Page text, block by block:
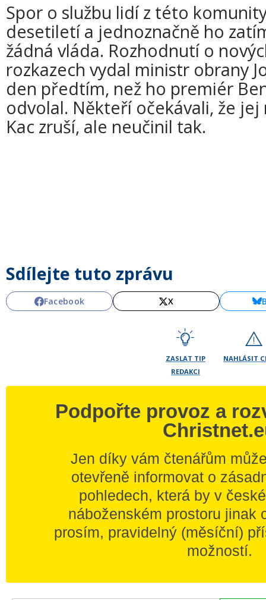
Spor o službu lidí z této
desetiletí a jednoznačně ho
žádná vláda. Rozhodnutí o
rozkazech vydal ministr obrany
den předtím, než ho premiér
odvolal. Někteří očekávali, že jej
Kac zruší, ale neučinil tak.
Sdílejte tuto zprávu
Facebook X
ZASLAT TIP
REDAKCI
NAHLÁSIT